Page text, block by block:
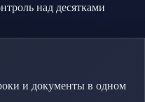
над десятками
и документы в одном